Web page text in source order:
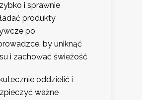
i sprawnie
produkty
po
by uniknąć
i zachować świeżość
oddzielić i
ważne